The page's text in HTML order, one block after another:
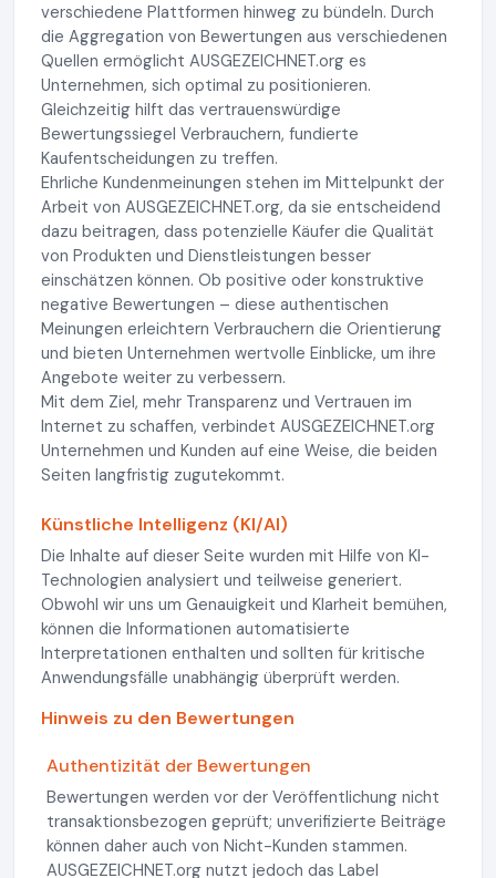
verschiedene Plattformen hinweg zu bündeln. Durch
die Aggregation von Bewertungen aus verschiedenen
Quellen ermöglicht AUSGEZEICHNET.org es
Unternehmen, sich optimal zu positionieren.
Gleichzeitig hilft das vertrauenswürdige
Bewertungssiegel Verbrauchern, fundierte
Kaufentscheidungen zu treffen.
Ehrliche Kundenmeinungen stehen im Mittelpunkt der
Arbeit von AUSGEZEICHNET.org, da sie entscheidend
dazu beitragen, dass potenzielle Käufer die Qualität
von Produkten und Dienstleistungen besser
einschätzen können. Ob positive oder konstruktive
negative Bewertungen – diese authentischen
Meinungen erleichtern Verbrauchern die Orientierung
und bieten Unternehmen wertvolle Einblicke, um ihre
Angebote weiter zu verbessern.
Mit dem Ziel, mehr Transparenz und Vertrauen im
Internet zu schaffen, verbindet AUSGEZEICHNET.org
Unternehmen und Kunden auf eine Weise, die beiden
Seiten langfristig zugutekommt.
Künstliche Intelligenz (KI/AI)
Die Inhalte auf dieser Seite wurden mit Hilfe von KI-
Technologien analysiert und teilweise generiert.
Obwohl wir uns um Genauigkeit und Klarheit bemühen,
können die Informationen automatisierte
Interpretationen enthalten und sollten für kritische
Anwendungsfälle unabhängig überprüft werden.
Hinweis zu den Bewertungen
Authentizität der Bewertungen
Bewertungen werden vor der Veröffentlichung nicht
transaktionsbezogen geprüft; unverifizierte Beiträge
können daher auch von Nicht-Kunden stammen.
AUSGEZEICHNET.org nutzt jedoch das Label